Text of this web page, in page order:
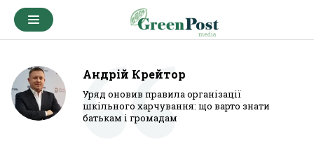
Андрій Крейтор
Уряд оновив правила організації
шкільного харчування: що варто знати
батькам і громадам